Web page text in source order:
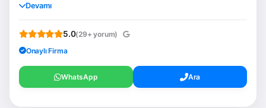
Devamı
5.0(29+ yorum)
Onaylı Firma
WhatsApp Ara